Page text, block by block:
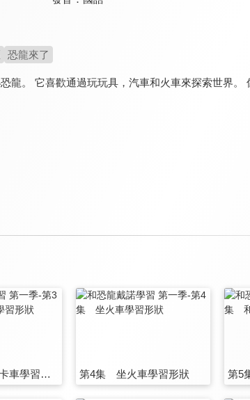
恐龍來了
龍。 它喜歡通過玩玩具，汽車和火車來探索世界
第3集 坐大腳卡車學習形狀 第4集 坐火車學習形狀 第5